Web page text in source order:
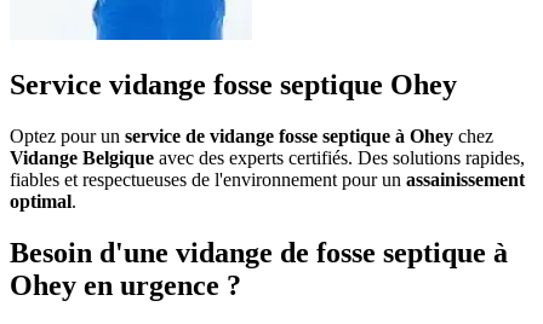
Service vidange fosse septique Ohey
Optez pour un service de vidange fosse septique à Ohey chez
Vidange Belgique avec des experts certifiés. Des solutions rapides,
fiables et respectueuses de l'environnement pour un assainissement
optimal.
Besoin d'une vidange de fosse septique à
Ohey en urgence ?